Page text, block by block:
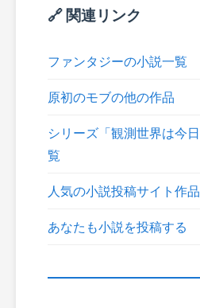
🔗 関連リンク
ファンタジーの小説一覧
原初のモブの他の作品
シリーズ「観測世界は今
覧
人気の小説投稿サイト作
あなたも小説を投稿する